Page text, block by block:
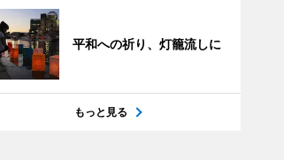
平和への祈り、灯籠流しに
もっと見る